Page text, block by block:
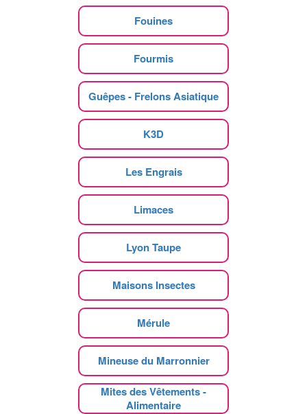
Fouines
Fourmis
Guêpes - Frelons Asiatique
K3D
Les Engrais
Limaces
Lyon Taupe
Maisons Insectes
Mérule
Mineuse du Marronnier
Mites des Vêtements -
Alimentaire